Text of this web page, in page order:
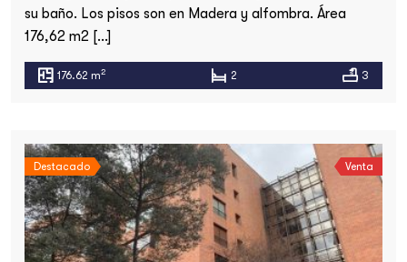
su baño. Los pisos son en Madera y alfombra. Área
176,62 m2 […]
176.62 m2 2 3
Destacado Venta